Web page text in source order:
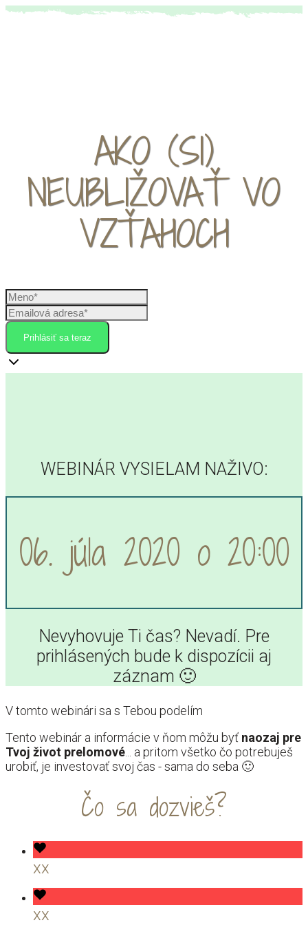
AKO (SI)
NEUBLIŽOVAŤ VO
VZŤAHOCH
Prihlásiť sa teraz
WEBINÁR VYSIELAM NAŽIVO:
06. júla 2020 o 20:00
Nevyhovuje Ti čas? Nevadí. Pre
prihlásených bude k dispozícii aj
záznam 🙂
V tomto webinári sa s Tebou podelím
Tento webinár a informácie v ňom môžu byť naozaj pre
Tvoj život prelomové... a pritom všetko čo potrebuješ
urobiť, je investovať svoj čas - sama do seba 🙂
Čo sa dozvieš?
xx
xx